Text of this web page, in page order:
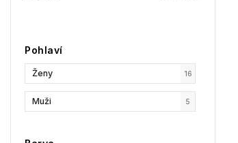
Pohlaví
Ženy 16
Muži 5